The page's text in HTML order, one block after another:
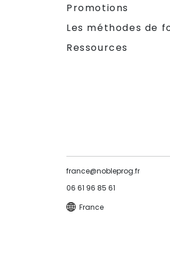
Promotions
Les méthodes de
Ressources
france@nobleprog.fr
06 61 96 85 61
France